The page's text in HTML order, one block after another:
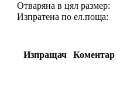
Отваряна в цял размер:
Изпратена по ел.поща:
Изпращач Коментар